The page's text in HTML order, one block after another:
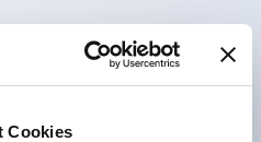
Cookies
verwendet